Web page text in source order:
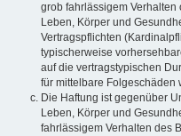
grob fahrlässigem
Leben, Körper und
Vertragspflichten
typischerweise
auf die vertragstypischen
für mittelbare
Die Haftung ist gegenüber
Leben, Körper und
fahrlässigem Verhalten des